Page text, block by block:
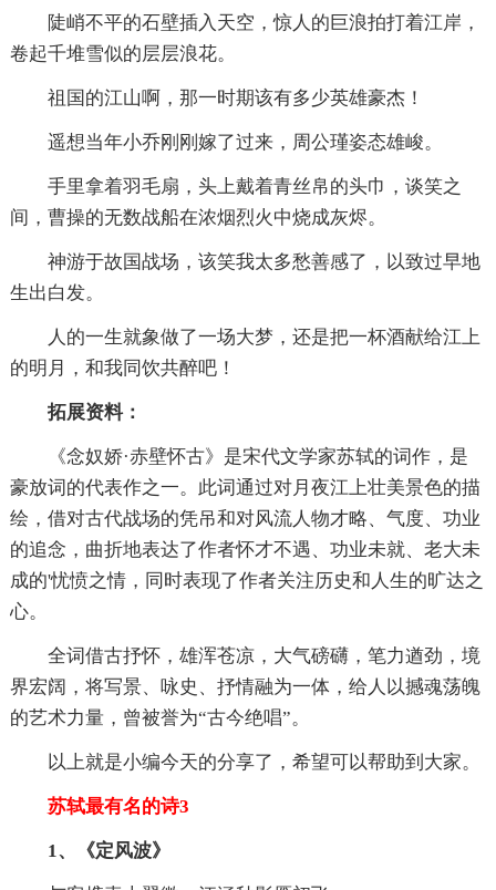
陡峭不平的石壁插入天空，惊人的巨浪拍打着江岸，
卷起千堆雪似的层层浪花。
祖国的江山啊，那一时期该有多少英雄豪杰！
遥想当年小乔刚刚嫁了过来，周公瑾姿态雄峻。
手里拿着羽毛扇，头上戴着青丝帛的头巾，谈笑之
间，曹操的无数战船在浓烟烈火中烧成灰烬。
神游于故国战场，该笑我太多愁善感了，以致过早地
生出白发。
人的一生就象做了一场大梦，还是把一杯酒献给江上
的明月，和我同饮共醉吧！
拓展资料：
《念奴娇·赤壁怀古》是宋代文学家苏轼的词作，是
豪放词的代表作之一。此词通过对月夜江上壮美景色的描
绘，借对古代战场的凭吊和对风流人物才略、气度、功业
的追念，曲折地表达了作者怀才不遇、功业未就、老大未
成的'忧愤之情，同时表现了作者关注历史和人生的旷达之
心。
全词借古抒怀，雄浑苍凉，大气磅礴，笔力遒劲，境
界宏阔，将写景、咏史、抒情融为一体，给人以撼魂荡魄
的艺术力量，曾被誉为“古今绝唱”。
以上就是小编今天的分享了，希望可以帮助到大家。
苏轼最有名的诗3
1、《定风波》